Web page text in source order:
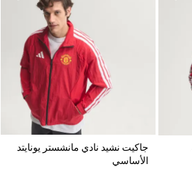
جاكيت نشيد نادي مانشستر يونايتد
الأساسي